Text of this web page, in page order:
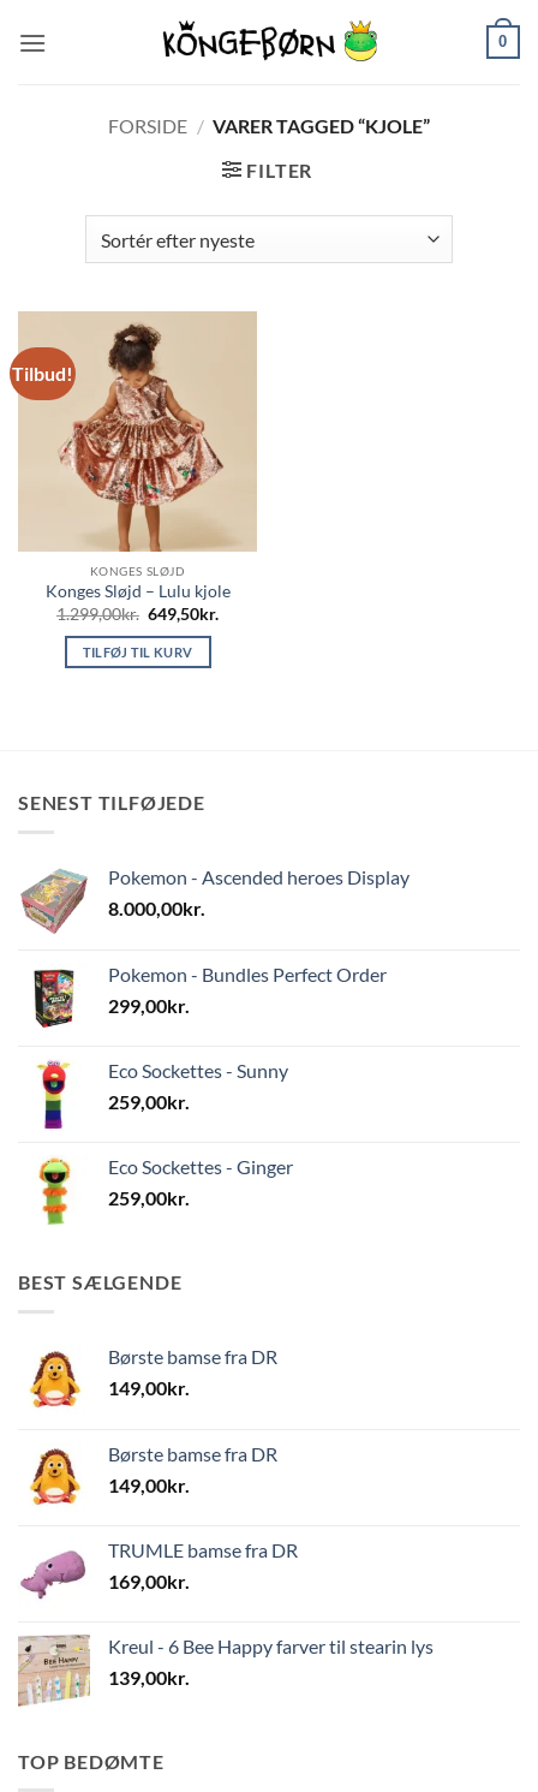
0
FORSIDE / VARER TAGGED “KJOLE”
FILTER
Tilbud!
KONGES SLØJD
Konges Sløjd – Lulu kjole
1.299,00kr. Den
oprindelige
pris
var:
649,50kr.
TILFØJ TIL KURV
SENEST TILFØJEDE
Pokemon - Ascended heroes Display
8.000,00kr.
Pokemon - Bundles Perfect Order
299,00kr.
Eco Sockettes - Sunny
259,00kr.
Eco Sockettes - Ginger
259,00kr.
BEST SÆLGENDE
Børste bamse fra DR
149,00kr.
Børste bamse fra DR
149,00kr.
TRUMLE bamse fra DR
169,00kr.
Kreul - 6 Bee Happy farver til stearin lys
139,00kr.
TOP BEDØMTE